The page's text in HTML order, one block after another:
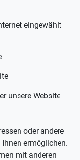
eingewählt
unsere Website
oder andere
ermöglichen.
mit anderen